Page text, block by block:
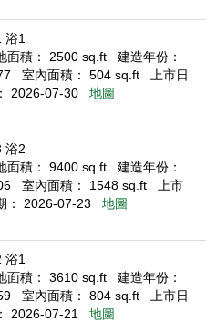
浴1
面積： 2500 sq.ft
建造年份：
室內面積： 504 sq.ft
上市日
2026-07-30
地圖
浴2
面積： 9400 sq.ft
建造年份：
室內面積： 1548 sq.ft
上市
： 2026-07-23
地圖
浴1
面積： 3610 sq.ft
建造年份：
室內面積： 804 sq.ft
上市日
2026-07-21
地圖